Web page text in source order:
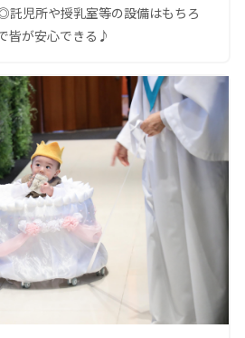
託児所や授乳室等の設備はもちろ
皆が安心できる♪